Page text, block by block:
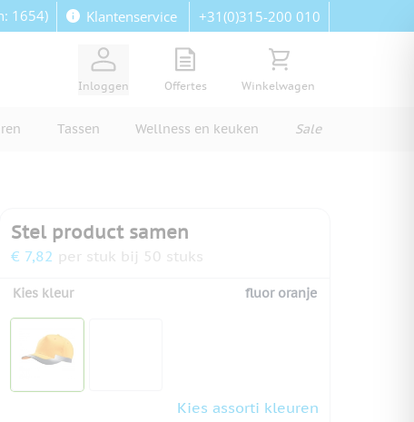
1654) Klantenservice +31(0)315-200 010
Inloggen
View quote, Quote is empty
Offertes
Bekijk winkelwagen,
Winkelwagen
Tassen Wellness en keuken Sale
Stel product samen
€ 7,82 per stuk bij 50 stuks
Kies kleur fluor oranje
Kies assorti kleuren